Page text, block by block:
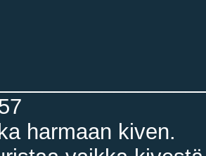
harmaan kiven.